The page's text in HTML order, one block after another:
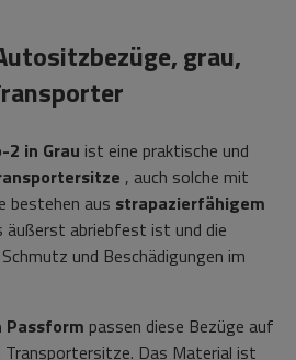
grau,
2 in Grau ist eine praktische und
, auch solche mit
bestehen aus strapazierfähigem
äußerst abriebfest ist und die
und Beschädigungen im
Passform passen diese Bezüge auf
Das Material ist